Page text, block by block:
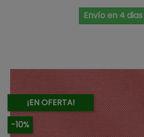
Envío en 4 dias
¡EN OFERTA!
-10%